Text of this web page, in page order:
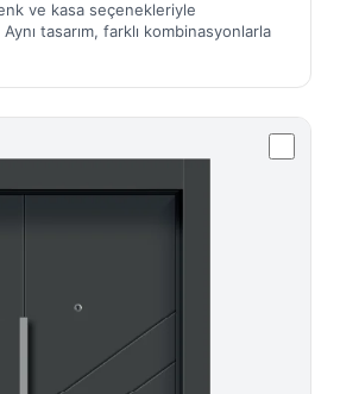
ve kasa seçenekleriyle
tasarım, farklı kombinasyonlarla